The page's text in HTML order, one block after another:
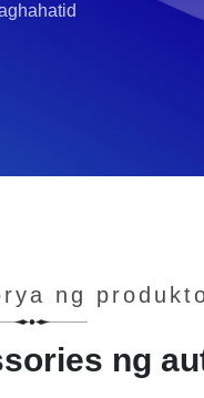
ng
ng